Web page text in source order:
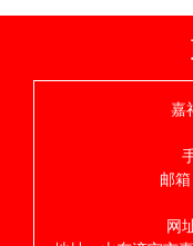
嘉
邮箱
网